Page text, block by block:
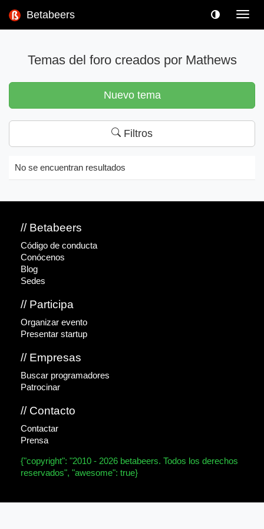
Betabeers
Temas del foro creados por Mathews
Nuevo tema
Filtros
No se encuentran resultados
// Betabeers
Código de conducta
Conócenos
Blog
Sedes
// Participa
Organizar evento
Presentar startup
// Empresas
Buscar programadores
Patrocinar
// Contacto
Contactar
Prensa
{"copyright": "2010 - 2026 betabeers. Todos los derechos
reservados", "awesome": true}